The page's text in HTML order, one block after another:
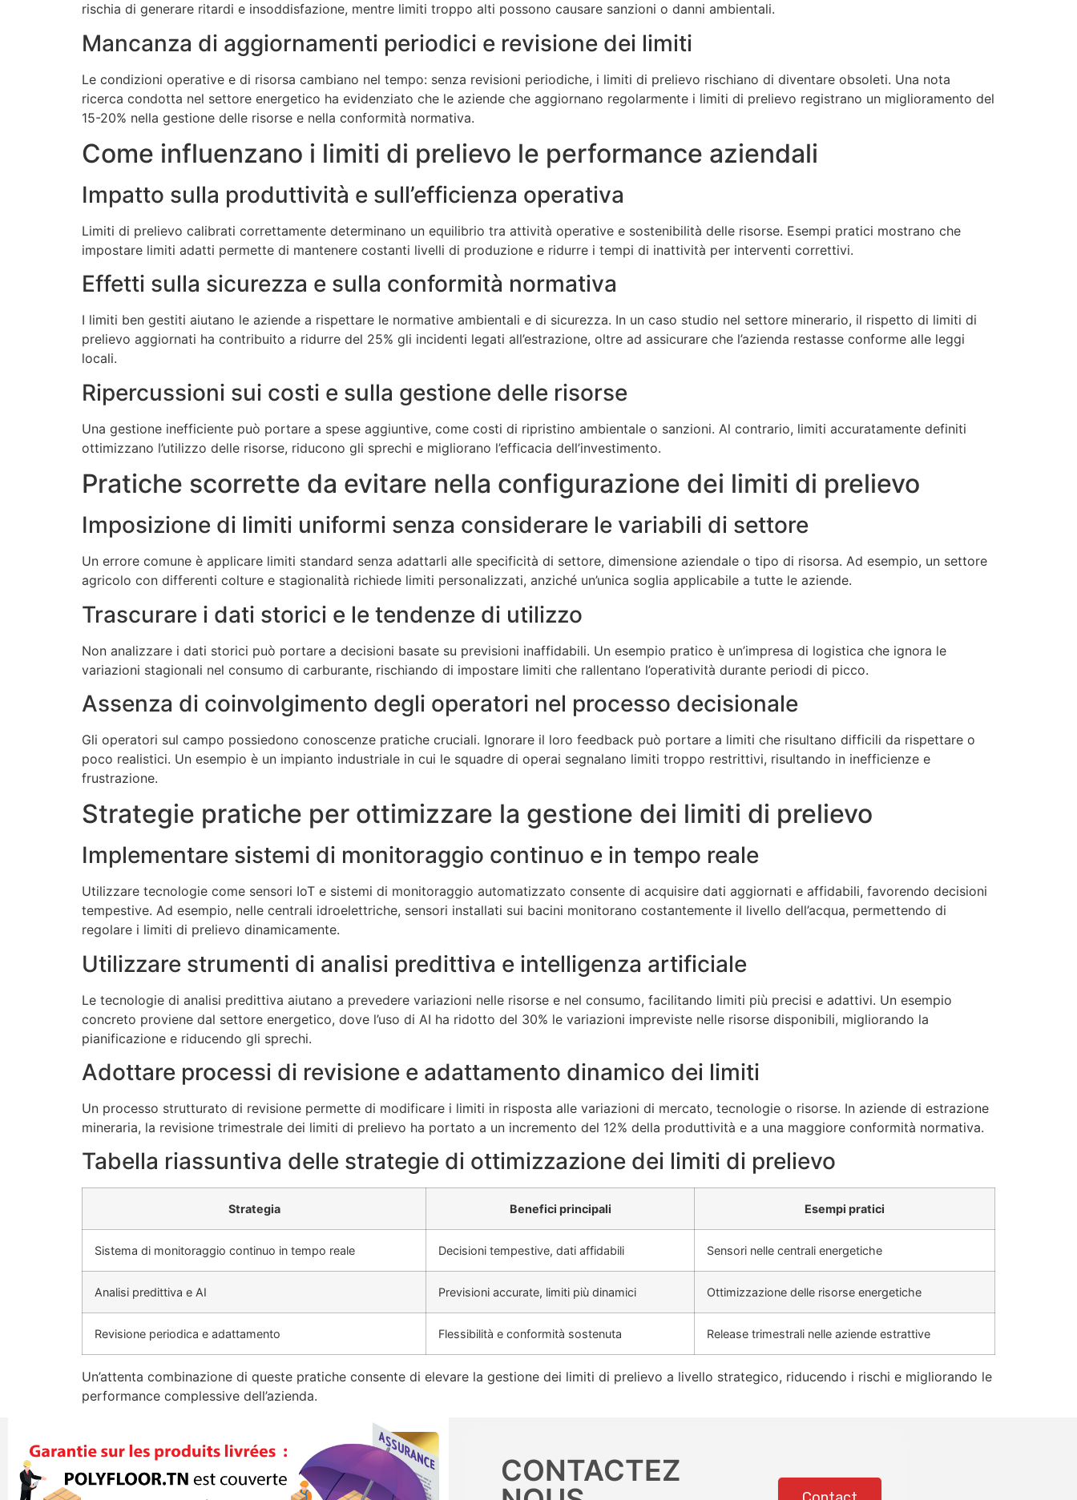
rischia di generare ritardi e insoddisfazione, mentre limiti troppo alti possono causare sanzioni o danni ambientali.
Mancanza di aggiornamenti periodici e revisione dei limiti
Le condizioni operative e di risorsa cambiano nel tempo: senza revisioni periodiche, i limiti di prelievo rischiano di diventare obsoleti. Una nota
ricerca condotta nel settore energetico ha evidenziato che le aziende che aggiornano regolarmente i limiti di prelievo registrano un miglioramento del
15-20% nella gestione delle risorse e nella conformità normativa.
Come influenzano i limiti di prelievo le performance aziendali
Impatto sulla produttività e sull’efficienza operativa
Limiti di prelievo calibrati correttamente determinano un equilibrio tra attività operative e sostenibilità delle risorse. Esempi pratici mostrano che
impostare limiti adatti permette di mantenere costanti livelli di produzione e ridurre i tempi di inattività per interventi correttivi.
Effetti sulla sicurezza e sulla conformità normativa
I limiti ben gestiti aiutano le aziende a rispettare le normative ambientali e di sicurezza. In un caso studio nel settore minerario, il rispetto di limiti di
prelievo aggiornati ha contribuito a ridurre del 25% gli incidenti legati all’estrazione, oltre ad assicurare che l’azienda restasse conforme alle leggi
locali.
Ripercussioni sui costi e sulla gestione delle risorse
Una gestione inefficiente può portare a spese aggiuntive, come costi di ripristino ambientale o sanzioni. Al contrario, limiti accuratamente definiti
ottimizzano l’utilizzo delle risorse, riducono gli sprechi e migliorano l’efficacia dell’investimento.
Pratiche scorrette da evitare nella configurazione dei limiti di prelievo
Imposizione di limiti uniformi senza considerare le variabili di settore
Un errore comune è applicare limiti standard senza adattarli alle specificità di settore, dimensione aziendale o tipo di risorsa. Ad esempio, un settore
agricolo con differenti colture e stagionalità richiede limiti personalizzati, anziché un’unica soglia applicabile a tutte le aziende.
Trascurare i dati storici e le tendenze di utilizzo
Non analizzare i dati storici può portare a decisioni basate su previsioni inaffidabili. Un esempio pratico è un’impresa di logistica che ignora le
variazioni stagionali nel consumo di carburante, rischiando di impostare limiti che rallentano l’operatività durante periodi di picco.
Assenza di coinvolgimento degli operatori nel processo decisionale
Gli operatori sul campo possiedono conoscenze pratiche cruciali. Ignorare il loro feedback può portare a limiti che risultano difficili da rispettare o
poco realistici. Un esempio è un impianto industriale in cui le squadre di operai segnalano limiti troppo restrittivi, risultando in inefficienze e
frustrazione.
Strategie pratiche per ottimizzare la gestione dei limiti di prelievo
Implementare sistemi di monitoraggio continuo e in tempo reale
Utilizzare tecnologie come sensori IoT e sistemi di monitoraggio automatizzato consente di acquisire dati aggiornati e affidabili, favorendo decisioni
tempestive. Ad esempio, nelle centrali idroelettriche, sensori installati sui bacini monitorano costantemente il livello dell’acqua, permettendo di
regolare i limiti di prelievo dinamicamente.
Utilizzare strumenti di analisi predittiva e intelligenza artificiale
Le tecnologie di analisi predittiva aiutano a prevedere variazioni nelle risorse e nel consumo, facilitando limiti più precisi e adattivi. Un esempio
concreto proviene dal settore energetico, dove l’uso di AI ha ridotto del 30% le variazioni impreviste nelle risorse disponibili, migliorando la
pianificazione e riducendo gli sprechi.
Adottare processi di revisione e adattamento dinamico dei limiti
Un processo strutturato di revisione permette di modificare i limiti in risposta alle variazioni di mercato, tecnologie o risorse. In aziende di estrazione
mineraria, la revisione trimestrale dei limiti di prelievo ha portato a un incremento del 12% della produttività e a una maggiore conformità normativa.
Tabella riassuntiva delle strategie di ottimizzazione dei limiti di prelievo
Strategia Benefici principali Esempi pratici
Sistema di monitoraggio continuo in tempo reale Decisioni tempestive, dati affidabili Sensori nelle centrali energetiche
Analisi predittiva e AI Previsioni accurate, limiti più dinamici Ottimizzazione delle risorse energetiche
Revisione periodica e adattamento Flessibilità e conformità sostenuta Release trimestrali nelle aziende estrattive
Un’attenta combinazione di queste pratiche consente di elevare la gestione dei limiti di prelievo a livello strategico, riducendo i rischi e migliorando le
performance complessive dell’azienda.
CONTACTEZ